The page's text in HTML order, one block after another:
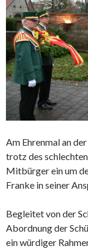
Am Ehrenmal an
trotz des
Mitbürger ein um
Franke in seiner
Begleitet von der
Abordnung der
ein würdiger